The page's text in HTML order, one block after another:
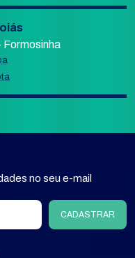
Formosinha
no seu e-mail
CADASTRAR